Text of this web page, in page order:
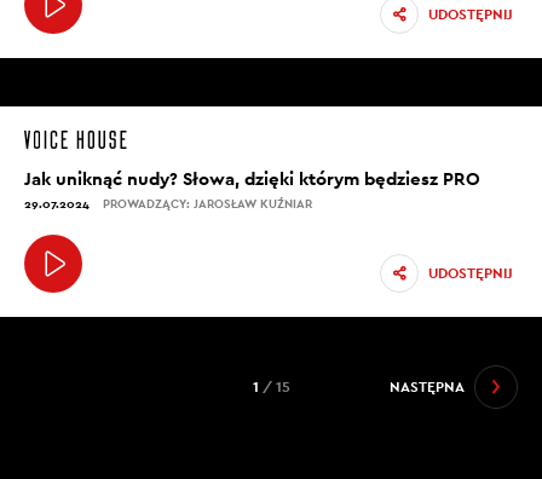
UDOSTĘPNIJ
Jak uniknąć nudy? Słowa, dzięki którym będziesz PRO
29.07.2024 PROWADZĄCY: JAROSŁAW KUŹNIAR
UDOSTĘPNIJ
NASTĘPNA
1 / 15